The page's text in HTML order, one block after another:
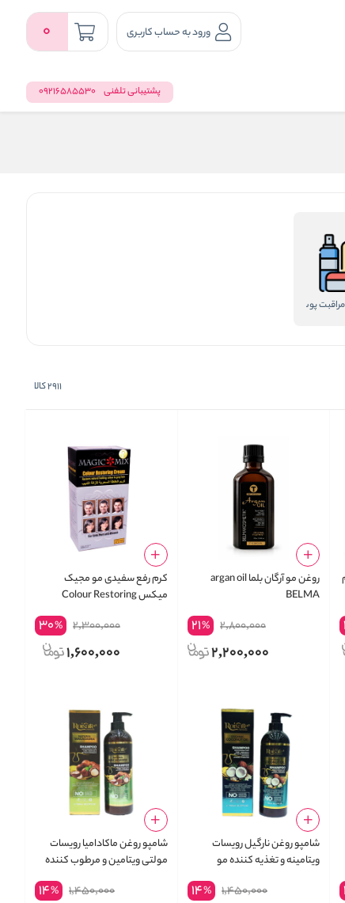
ورود به حساب کاربری 0
پشتیبانی تلفنی 09216585530
پوست
2911کالا
روغن مو آرگان بلما argan oil
BELMA
2,800,000
21%
2,200,000
کرم رفع سفیدی مو مجیک
میکس Colour Restoring
2,300,000
30%
1,600,000
شامپو روغن نارگیل رویسات
ویتامینه و تغذیه کننده مو
ROISATE COCONUT OIL
1,450,000
14%
شامپو روغن ماکادامیا رویسات
مولتی ویتامین و مرطوب کننده
1,450,000
14%